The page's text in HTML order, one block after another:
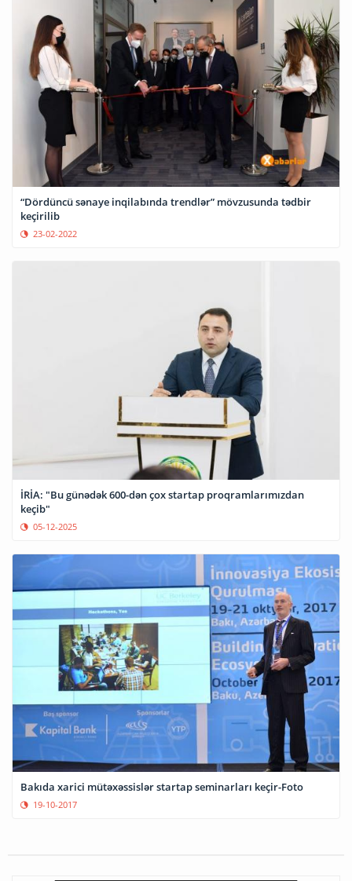
“Dördüncü sənaye inqilabında trendlər” mövzusunda tədbir
keçirilib
23-02-2022
İRİA: "Bu günədək 600-dən çox startap proqramlarımızdan
keçib"
05-12-2025
Bakıda xarici mütəxəssislər startap seminarları keçir-Foto
19-10-2017